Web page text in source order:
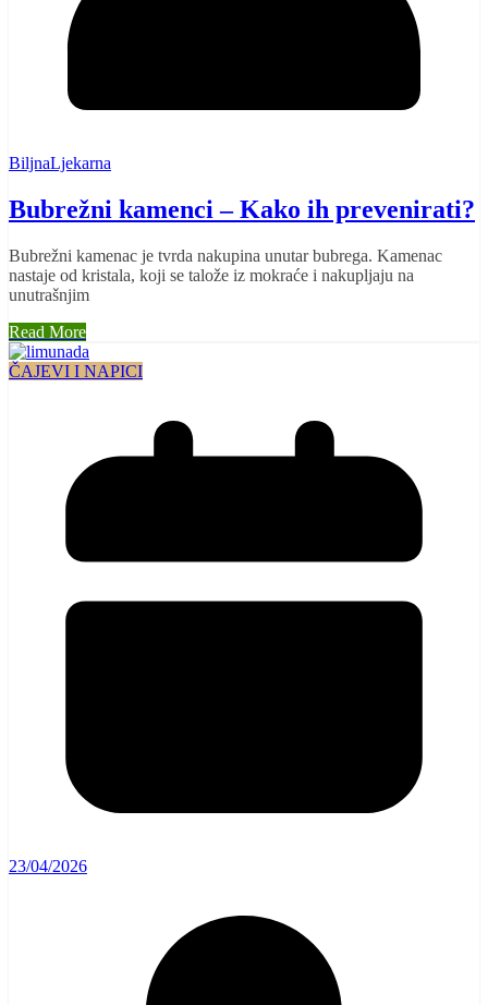
BiljnaLjekarna
Bubrežni kamenci – Kako ih prevenirati?
Bubrežni kamenac je tvrda nakupina unutar bubrega. Kamenac
nastaje od kristala, koji se talože iz mokraće i nakupljaju na
unutrašnjim
Read More
ČAJEVI I NAPICI
23/04/2026